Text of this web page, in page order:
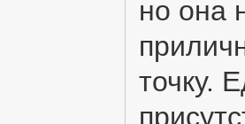
но она
точку.